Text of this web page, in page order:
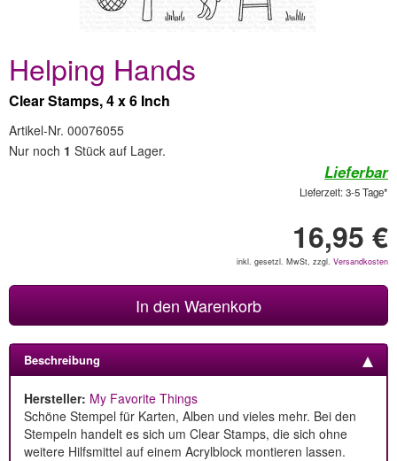
Helping Hands
Clear Stamps, 4 x 6 Inch
Artikel-Nr. 00076055
Nur noch 1 Stück auf Lager.
Lieferbar
Lieferzeit: 3-5 Tage*
16,95 €
inkl. gesetzl. MwSt, zzgl. Versandkosten
In den Warenkorb
Beschreibung
Hersteller: My Favorite Things
Schöne Stempel für Karten, Alben und vieles mehr. Bei den
Stempeln handelt es sich um Clear Stamps, die sich ohne
weitere Hilfsmittel auf einem Acrylblock montieren lassen.